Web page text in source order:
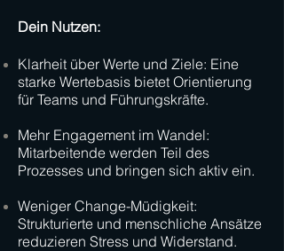
Dein Nutzen:
Klarheit über Werte und Ziele: Eine
starke Wertebasis bietet Orientierung
für Teams und Führungskräfte.
Mehr Engagement im Wandel:
Mitarbeitende werden Teil des
Prozesses und bringen sich aktiv ein.
Weniger Change-Müdigkeit:
Strukturierte und menschliche Ansätze
reduzieren Stress und Widerstand.